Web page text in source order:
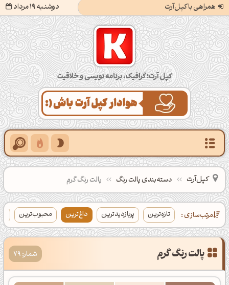
همراهی با کپل‌آرت دوشنبه 19 مرداد
کپل‌آرت؛ گرافیک، برنامه‌نویسی و خلاقیت
کپل‌آرت دسته‌بندی‌ پالت‌ رنگ پالت رنگ گرم
مرتب‌سازی : تازه‌ترین پربازدیدترین داغ‌ترین محبوب‌ترین
شمار: 79